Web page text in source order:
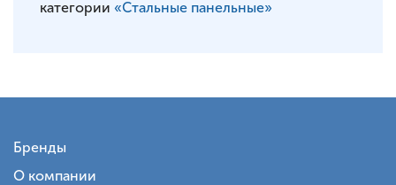
категории «Стальные панельные»
Бренды
О компании